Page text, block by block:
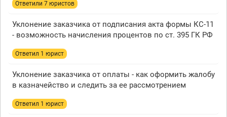
Ответили 7 юристов
Уклонение заказчика от подписания акта формы КС-11
- возможность начисления процентов по ст. 395 ГК РФ
Ответил 1 юрист
Уклонение заказчика от оплаты - как оформить жалобу
в казначейство и следить за ее рассмотрением
Ответил 1 юрист